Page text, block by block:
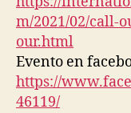
m/2021/02/call-
our.html
Evento en
https://
46119/